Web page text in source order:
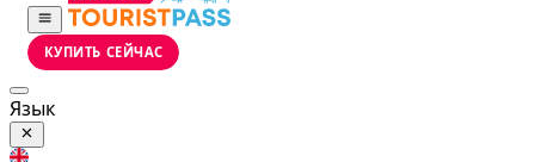
КУПИТЬ СЕЙЧАС
Язык